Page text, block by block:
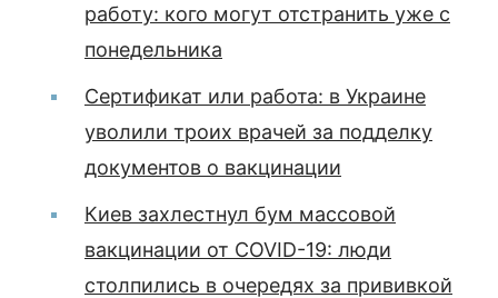
работу: кого могут отстранить уже с
понедельника
Сертификат или работа: в Украине
уволили троих врачей за подделку
документов о вакцинации
Киев захлестнул бум массовой
вакцинации от COVID-19: люди
столпились в очередях за прививкой